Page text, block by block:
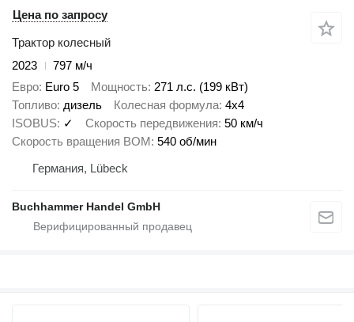
Цена по запросу
Трактор колесный
2023
797 м/ч
Евро Euro 5 Мощность 271 л.с. (199 кВт)
Топливо дизель Колесная формула 4x4
ISOBUS ✓ Скорость передвижения 50 км/ч
Скорость вращения ВОМ 540 об/мин
Германия, Lübeck
Buchhammer Handel GmbH